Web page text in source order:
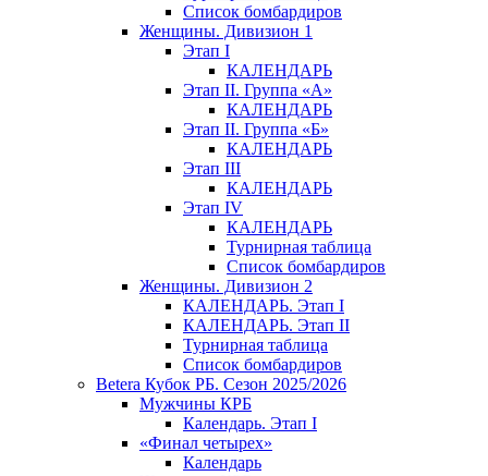
Список бомбардиров
Женщины. Дивизион 1
Этап I
КАЛЕНДАРЬ
Этап II. Группа «А»
КАЛЕНДАРЬ
Этап II. Группа «Б»
КАЛЕНДАРЬ
Этап III
КАЛЕНДАРЬ
Этап IV
КАЛЕНДАРЬ
Турнирная таблица
Список бомбардиров
Женщины. Дивизион 2
КАЛЕНДАРЬ. Этап I
КАЛЕНДАРЬ. Этап II
Турнирная таблица
Список бомбардиров
Betera Кубок РБ. Сезон 2025/2026
Мужчины КРБ
Календарь. Этап I
«Финал четырех»
Календарь